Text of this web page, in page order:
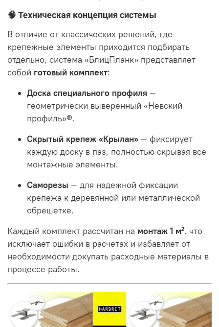
🧠 Техническая концепция системы
В отличие от классических решений, где
крепежные элементы приходится подбирать
отдельно, система «БлицПланк» представляет
собой готовый комплект:
Доска специального профиля —
геометрически выверенный «Невский
профиль»®.
Скрытый крепеж «Крылан» — фиксирует
каждую доску в паз, полностью скрывая все
монтажные элементы.
Саморезы — для надежной фиксации
крепежа к деревянной или металлической
обрешетке.
Каждый комплект рассчитан на монтаж 1 м², что
исключает ошибки в расчетах и избавляет от
необходимости докупать расходные материалы в
процессе работы.